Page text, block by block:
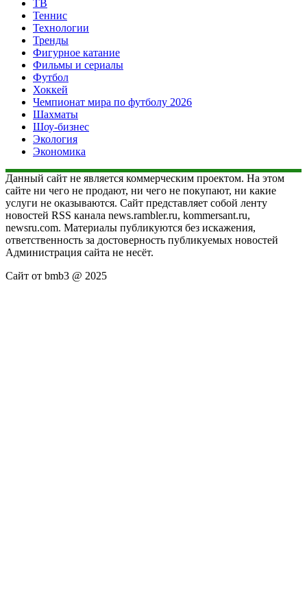
ТВ
Теннис
Технологии
Тренды
Фигурное катание
Фильмы и сериалы
Футбол
Хоккей
Чемпионат мира по футболу 2026
Шахматы
Шоу-бизнес
Экология
Экономика
Данный сайт не является коммерческим проектом. На этом
сайте ни чего не продают, ни чего не покупают, ни какие
услуги не оказываются. Сайт представляет собой ленту
новостей RSS канала news.rambler.ru, kommersant.ru,
newsru.com. Материалы публикуются без искажения,
ответственность за достоверность публикуемых новостей
Администрация сайта не несёт.
Сайт от bmb3 @ 2025